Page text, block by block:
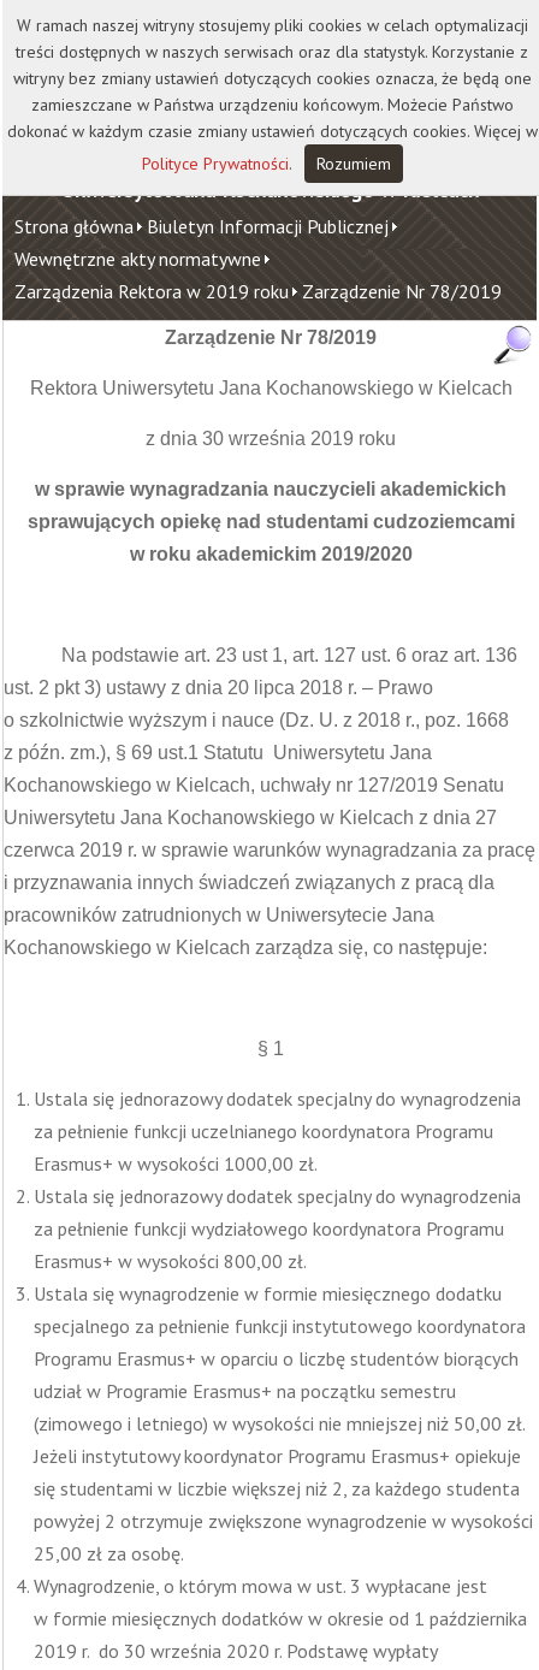
Kontakt Biblioteka
Wydawnictwo
Wirtualna Uczelnia
Uniwersytet Jana Kochanowskiego w Kielcach
Strona główna Biuletyn Informacji Publicznej
Wewnętrzne akty normatywne
Zarządzenia Rektora w 2019 roku Zarządzenie Nr 78/2019
Zarządzenie Nr 78/2019
Rektora Uniwersytetu Jana Kochanowskiego w Kielcach
z dnia 30 września 2019 roku
w sprawie wynagradzania nauczycieli akademickich
sprawujących opiekę nad studentami cudzoziemcami
w roku akademickim 2019/2020
Na podstawie art. 23 ust 1, art. 127 ust. 6 oraz art. 136
ust. 2 pkt 3) ustawy z dnia 20 lipca 2018 r. – Prawo
o szkolnictwie wyższym i nauce (Dz. U. z 2018 r., poz. 1668
z późn. zm.), § 69 ust.1 Statutu Uniwersytetu Jana
Kochanowskiego w Kielcach, uchwały nr 127/2019 Senatu
Uniwersytetu Jana Kochanowskiego w Kielcach z dnia 27
czerwca 2019 r. w sprawie warunków wynagradzania za pracę
i przyznawania innych świadczeń związanych z pracą dla
pracowników zatrudnionych w Uniwersytecie Jana
Kochanowskiego w Kielcach zarządza się, co następuje:
§ 1
Ustala się jednorazowy dodatek specjalny do wynagrodzenia
za pełnienie funkcji uczelnianego koordynatora Programu
Erasmus+ w wysokości 1000,00 zł.
Ustala się jednorazowy dodatek specjalny do wynagrodzenia
za pełnienie funkcji wydziałowego koordynatora Programu
Erasmus+ w wysokości 800,00 zł.
Ustala się wynagrodzenie w formie miesięcznego dodatku
specjalnego za pełnienie funkcji instytutowego koordynatora
Programu Erasmus+ w oparciu o liczbę studentów biorących
udział w Programie Erasmus+ na początku semestru
(zimowego i letniego) w wysokości nie mniejszej niż 50,00 zł.
Jeżeli instytutowy koordynator Programu Erasmus+ opiekuje
się studentami w liczbie większej niż 2, za każdego studenta
powyżej 2 otrzymuje zwiększone wynagrodzenie w wysokości
25,00 zł za osobę.
Wynagrodzenie, o którym mowa w ust. 3 wypłacane jest
w formie miesięcznych dodatków w okresie od 1 października
2019 r. do 30 września 2020 r. Podstawę wypłaty
W ramach naszej witryny stosujemy pliki cookies w celach optymalizacji
treści dostępnych w naszych serwisach oraz dla statystyk. Korzystanie z
witryny bez zmiany ustawień dotyczących cookies oznacza, że będą one
zamieszczane w Państwa urządzeniu końcowym. Możecie Państwo
dokonać w każdym czasie zmiany ustawień dotyczących cookies. Więcej w
Polityce Prywatności. Rozumiem